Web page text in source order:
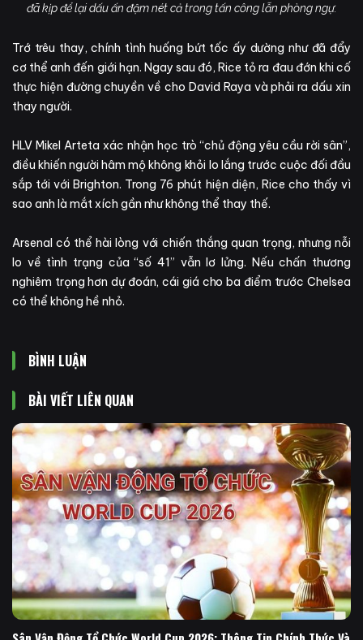
đã kịp để lại dấu ấn đậm nét cả trong tấn công lẫn phòng ngự.
Trớ trêu thay, chính tình huống bứt tốc ấy dường như đã đẩy
cơ thể anh đến giới hạn. Ngay sau đó, Rice tỏ ra đau đớn khi cố
thực hiện đường chuyền về cho David Raya và phải ra dấu xin
thay người.
HLV Mikel Arteta xác nhận học trò “chủ động yêu cầu rời sân”,
điều khiến người hâm mộ không khỏi lo lắng trước cuộc đối đầu
sắp tới với Brighton. Trong 76 phút hiện diện, Rice cho thấy vì
sao anh là mắt xích gần như không thể thay thế.
Arsenal có thể hài lòng với chiến thắng quan trọng, nhưng nỗi
lo về tình trạng của “số 41” vẫn lơ lửng. Nếu chấn thương
nghiêm trọng hơn dự đoán, cái giá cho ba điểm trước Chelsea
có thể không hề nhỏ.
BÌNH LUẬN
BÀI VIẾT LIÊN QUAN